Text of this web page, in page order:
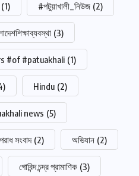
(1) #পটুয়াখালী_নিউজ (2)
(3)
#of #patuakhali (1)
Hindu (2)
news (5)
সংবাদ (2) অভিযান (2)
গোবিন্দ চন্দ্র প্রামাণিক (3)